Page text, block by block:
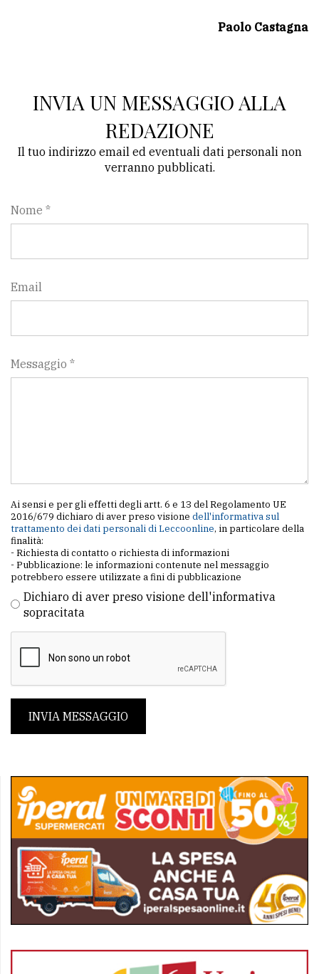
ALTRE
TESTATE
PRIVACY
Privacy
Cookie
Paolo Castagna
INVIA UN MESSAGGIO ALLA
REDAZIONE
Il tuo indirizzo email ed eventuali dati personali non
verranno pubblicati.
Nome *
Email
Messaggio *
Ai sensi e per gli effetti degli artt. 6 e 13 del Regolamento UE
2016/679 dichiaro di aver preso visione dell'informativa sul
trattamento dei dati personali di Leccoonline, in particolare della
finalità:
- Richiesta di contatto o richiesta di informazioni
- Pubblicazione: le informazioni contenute nel messaggio
potrebbero essere utilizzate a fini di pubblicazione
Dichiaro di aver preso visione dell'informativa
sopracitata
INVIA MESSAGGIO